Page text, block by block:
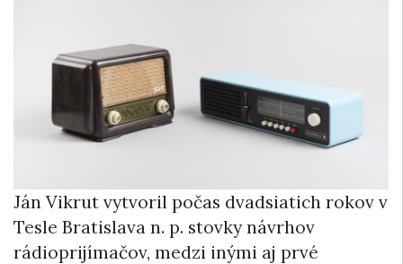
Ján Vikrut vytvoril počas dvadsiatich rokov v
Tesle Bratislava n. p. stovky návrhov
rádioprijímačov, medzi inými aj prvé